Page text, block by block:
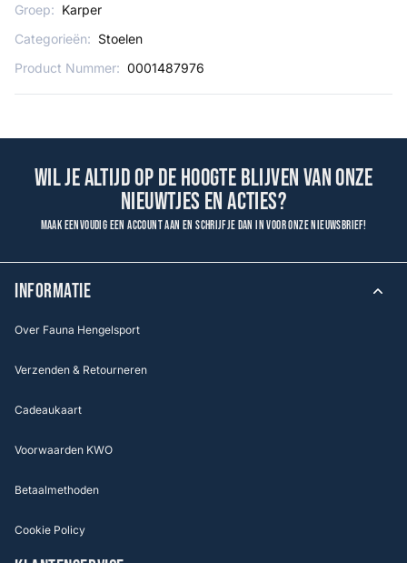
Groep: Karper
Categorieën: Stoelen
Product Nummer: 0001487976
Wil je altijd op de hoogte blijven van onze
nieuwtjes en acties?
Maak eenvoudig een account aan en schrijf je dan in voor onze nieuwsbrief!
INFORMATIE
Over Fauna Hengelsport
Verzenden & Retourneren
Cadeaukaart
Voorwaarden KWO
Betaalmethoden
Cookie Policy